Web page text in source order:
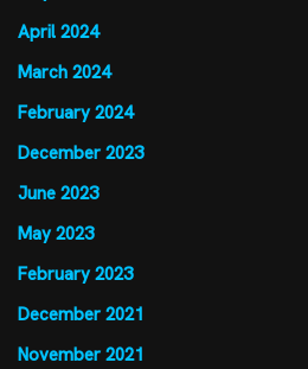
April 2024
March 2024
February 2024
December 2023
June 2023
May 2023
February 2023
December 2021
November 2021